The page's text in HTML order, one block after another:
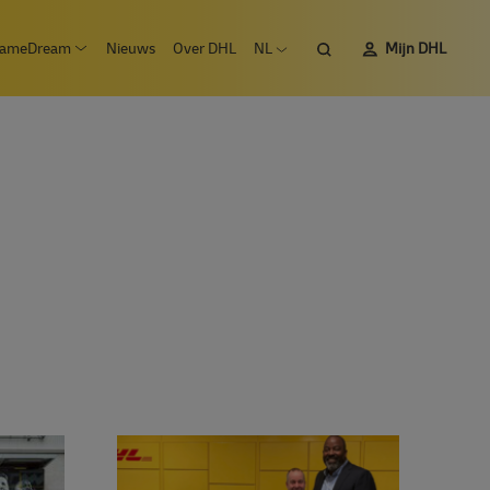
submenu VacaturesOpen submenu #SameDream
Nieuws Over DHL
NL
ZoekenMijn DHL